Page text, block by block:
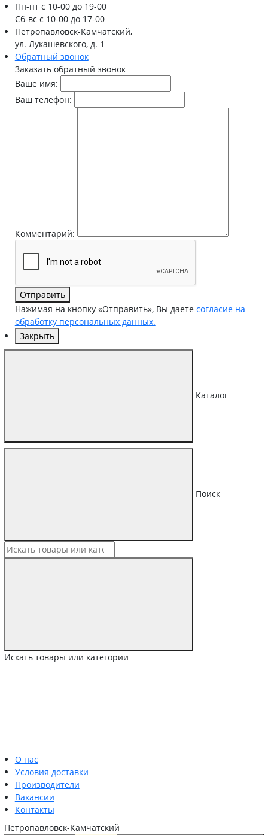
Пн-птс 10-00 до 19-00
Сб-вс с 10-00 до 17-00
Петропавловск-Камчатский,
ул. Лукашевского, д. 1
Обратный звонок
Заказать обратный звонок
Ваше имя:
Ваш телефон:
Комментарий:
Отправить
Нажимая на кнопку «Отправить», Вы даете согласие на
обработку персональных данных.
Закрыть
Каталог
Поиск
Искать товары или категории
О нас
Условия доставки
Производители
Вакансии
Контакты
Петропавловск-Камчатский